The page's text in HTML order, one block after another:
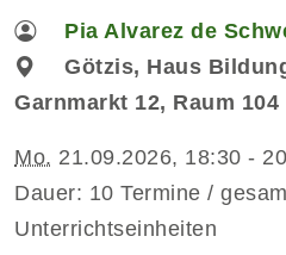
Pia Alvarez de
Götzis, Haus
Garnmarkt 12, Raum 104
Mo. 21.09.2026, 18:30 -
Dauer: 10 Termine /
Unterrichtseinheiten